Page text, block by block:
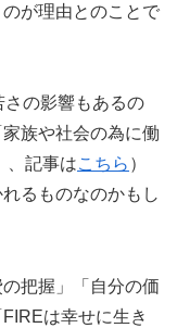
が理由とのことで
の影響もあるの
族や社会の為に働
、記事はこちら ）
るものなのかもし
把握」「自分の価
は幸せに生き